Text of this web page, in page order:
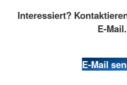
Interessiert?
E-Mail.
E-Mail